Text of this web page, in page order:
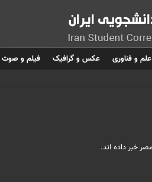
علم و فناوری عکس و گرافیک فیلم و صوت